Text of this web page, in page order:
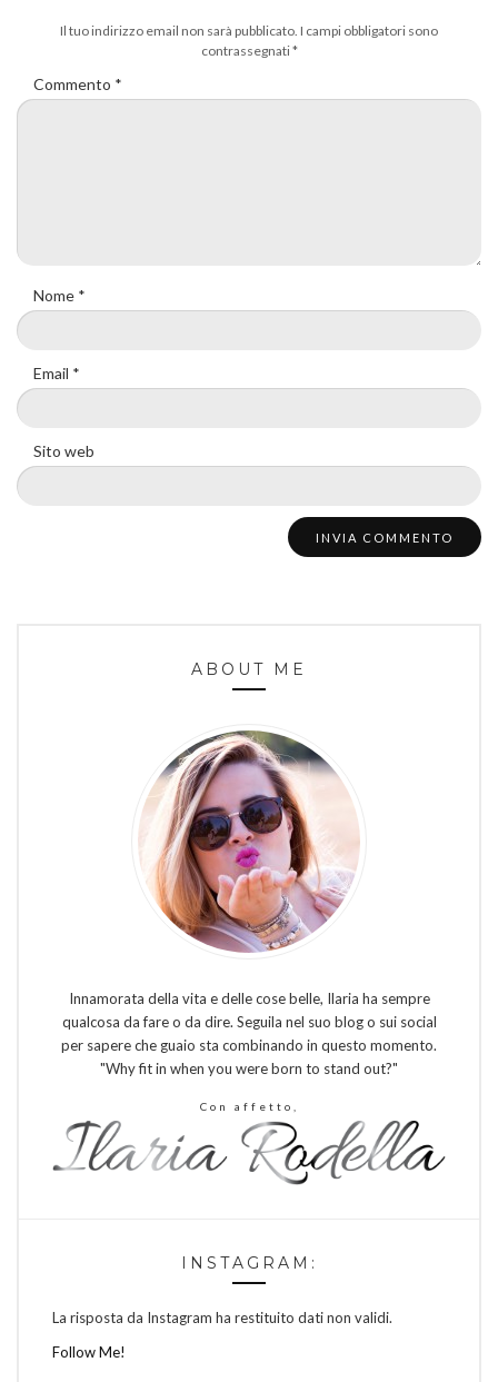
Il tuo indirizzo email non sarà pubblicato. I campi obbligatori sono
contrassegnati*
Commento *
Nome *
Email *
Sito web
ABOUT ME
Innamorata della vita e delle cose belle, Ilaria ha sempre
qualcosa da fare o da dire. Seguila nel suo blog o sui social
per sapere che guaio sta combinando in questo momento.
"Why fit in when you were born to stand out?"
Con affetto,
INSTAGRAM:
La risposta da Instagram ha restituito dati non validi.
Follow Me!